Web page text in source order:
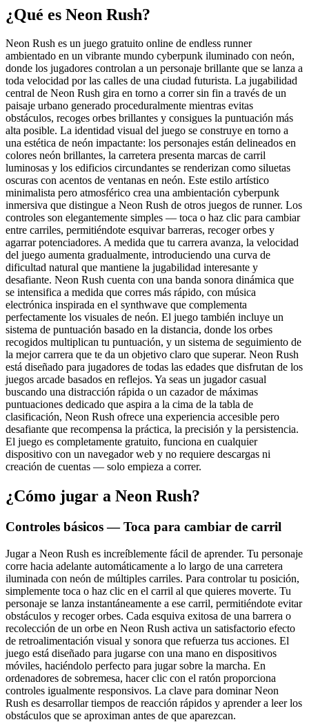
¿Qué es Neon Rush?
Neon Rush es un juego gratuito online de endless runner
ambientado en un vibrante mundo cyberpunk iluminado con neón,
donde los jugadores controlan a un personaje brillante que se lanza a
toda velocidad por las calles de una ciudad futurista. La jugabilidad
central de Neon Rush gira en torno a correr sin fin a través de un
paisaje urbano generado proceduralmente mientras evitas
obstáculos, recoges orbes brillantes y consigues la puntuación más
alta posible. La identidad visual del juego se construye en torno a
una estética de neón impactante: los personajes están delineados en
colores neón brillantes, la carretera presenta marcas de carril
luminosas y los edificios circundantes se renderizan como siluetas
oscuras con acentos de ventanas en neón. Este estilo artístico
minimalista pero atmosférico crea una ambientación cyberpunk
inmersiva que distingue a Neon Rush de otros juegos de runner. Los
controles son elegantemente simples — toca o haz clic para cambiar
entre carriles, permitiéndote esquivar barreras, recoger orbes y
agarrar potenciadores. A medida que tu carrera avanza, la velocidad
del juego aumenta gradualmente, introduciendo una curva de
dificultad natural que mantiene la jugabilidad interesante y
desafiante. Neon Rush cuenta con una banda sonora dinámica que
se intensifica a medida que corres más rápido, con música
electrónica inspirada en el synthwave que complementa
perfectamente los visuales de neón. El juego también incluye un
sistema de puntuación basado en la distancia, donde los orbes
recogidos multiplican tu puntuación, y un sistema de seguimiento de
la mejor carrera que te da un objetivo claro que superar. Neon Rush
está diseñado para jugadores de todas las edades que disfrutan de los
juegos arcade basados en reflejos. Ya seas un jugador casual
buscando una distracción rápida o un cazador de máximas
puntuaciones dedicado que aspira a la cima de la tabla de
clasificación, Neon Rush ofrece una experiencia accesible pero
desafiante que recompensa la práctica, la precisión y la persistencia.
El juego es completamente gratuito, funciona en cualquier
dispositivo con un navegador web y no requiere descargas ni
creación de cuentas — solo empieza a correr.
¿Cómo jugar a Neon Rush?
Controles básicos — Toca para cambiar de carril
Jugar a Neon Rush es increíblemente fácil de aprender. Tu personaje
corre hacia adelante automáticamente a lo largo de una carretera
iluminada con neón de múltiples carriles. Para controlar tu posición,
simplemente toca o haz clic en el carril al que quieres moverte. Tu
personaje se lanza instantáneamente a ese carril, permitiéndote evitar
obstáculos y recoger orbes. Cada esquiva exitosa de una barrera o
recolección de un orbe en Neon Rush activa un satisfactorio efecto
de retroalimentación visual y sonora que refuerza tus acciones. El
juego está diseñado para jugarse con una mano en dispositivos
móviles, haciéndolo perfecto para jugar sobre la marcha. En
ordenadores de sobremesa, hacer clic con el ratón proporciona
controles igualmente responsivos. La clave para dominar Neon
Rush es desarrollar tiempos de reacción rápidos y aprender a leer los
obstáculos que se aproximan antes de que aparezcan.